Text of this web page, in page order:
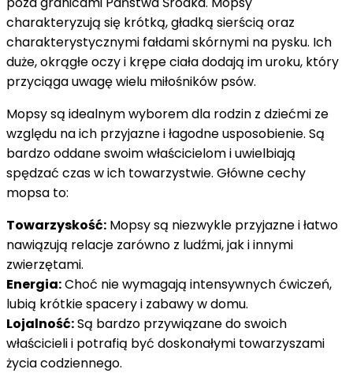
charakteryzują się krótką, gładką sierścią oraz
charakterystycznymi fałdami skórnymi na pysku. Ich
duże, okrągłe oczy i krępe ciała dodają im uroku, który
przyciąga uwagę wielu miłośników psów.
Mopsy są idealnym wyborem dla rodzin z dziećmi ze
względu na ich przyjazne i łagodne usposobienie. Są
bardzo oddane swoim właścicielom i uwielbiają
spędzać czas w ich towarzystwie. Główne cechy
mopsa to:
Towarzyskość: Mopsy są niezwykle przyjazne i łatwo
nawiązują relacje zarówno z ludźmi, jak i innymi
zwierzętami.
Energia:Choć nie wymagają intensywnych ćwiczeń,
lubią krótkie spacery i zabawy w domu.
Lojalność:Są bardzo przywiązane do swoich
właścicieli i potrafią być doskonałymi towarzyszami
życia codziennego.